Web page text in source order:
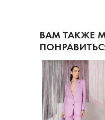
ВАМ ТАКЖЕ